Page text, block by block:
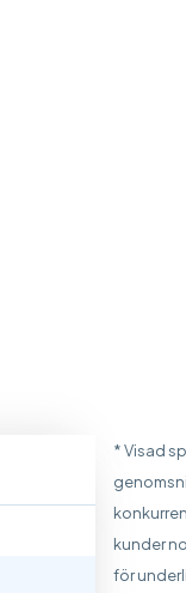
* Visad
kunder
för